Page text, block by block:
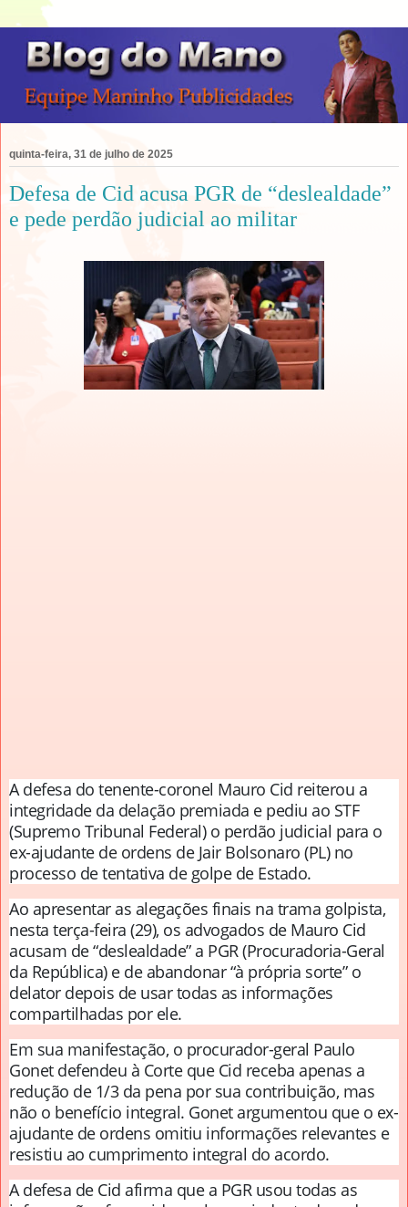
quinta-feira, 31 de julho de 2025
Defesa de Cid acusa PGR de “deslealdade”
e pede perdão judicial ao militar
A defesa do tenente-coronel Mauro Cid reiterou a
integridade da delação premiada e pediu ao STF
(Supremo Tribunal Federal) o perdão judicial para o
ex-ajudante de ordens de Jair Bolsonaro (PL) no
processo de tentativa de golpe de Estado.
Ao apresentar as alegações finais na trama golpista,
nesta terça-feira (29), os advogados de Mauro Cid
acusam de “deslealdade” a PGR (Procuradoria-Geral
da República) e de abandonar “à própria sorte” o
delator depois de usar todas as informações
compartilhadas por ele.
Em sua manifestação, o procurador-geral Paulo
Gonet defendeu à Corte que Cid receba apenas a
redução de 1/3 da pena por sua contribuição, mas
não o benefício integral. Gonet argumentou que o ex-
ajudante de ordens omitiu informações relevantes e
resistiu ao cumprimento integral do acordo.
A defesa de Cid afirma que a PGR usou todas as